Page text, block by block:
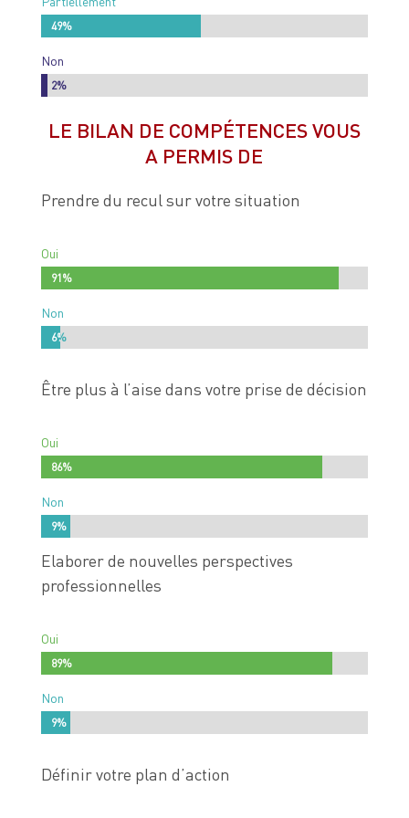
49%
49%
Non
2%
2%
LE BILAN DE COMPÉTENCES VOUS
A PERMIS DE
Prendre du recul sur votre situation
Oui
91%
91%
Non
6%
6%
Être plus à l’aise dans votre prise de décision
Oui
86%
86%
Non
9%
9%
Elaborer de nouvelles perspectives
professionnelles
Oui
89%
89%
Non
9%
9%
Définir votre plan d’action